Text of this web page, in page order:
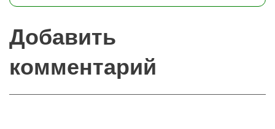
Добавить
комментарий